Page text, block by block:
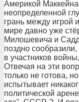
Америкой
неопределенной
грань между игрой
мире давно уже
Милошевича и
поздно
в участников
Отвечая на эти
только не готова,
испытывает
политической